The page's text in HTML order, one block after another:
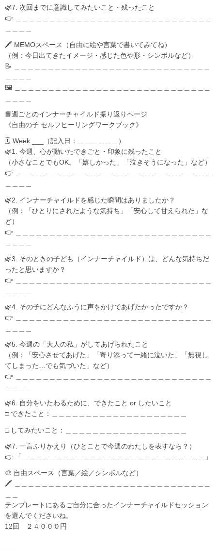
🌿7. 次回までに意識してみたいこと・残ったこと
👉 ＿＿＿＿＿＿＿＿＿＿＿＿＿＿＿＿＿＿＿＿＿＿＿＿＿＿＿＿＿
🖍 MEMOスペース（自由に絵や言葉で書いてみてね）
（例：今日出てきたイメージ・感じた色や形・シンボルなど）
📝 ＿＿＿＿＿＿＿＿＿＿＿＿＿＿＿＿＿＿＿＿＿＿＿＿＿＿＿＿＿
🖼️ ＿＿＿＿＿＿＿＿＿＿＿＿＿＿＿＿＿＿＿＿＿＿＿＿＿＿＿＿＿
📘週ごとのインナーチャイルド振り返りページ
《自由の子 セルフヒーリングワークブック》
🗓 Week ___（記入日：＿＿＿＿＿＿）
🌿1. 今週、心が動いたできごと・印象に残ったこと
（小さなことでもOK。「嬉しかった」「泣きそうになった」など）
👉 ＿＿＿＿＿＿＿＿＿＿＿＿＿＿＿＿＿＿＿＿＿＿＿＿＿＿＿＿＿
🌿2. インナーチャイルドを感じた瞬間はありましたか？
（例：「ひとりにされたような気持ち」「安心して甘えられた」な
ど）
👉 ＿＿＿＿＿＿＿＿＿＿＿＿＿＿＿＿＿＿＿＿＿＿＿＿＿＿＿＿＿
🌿3. そのときの子ども（インナーチャイルド）は、どんな気持ちだ
ったと思いますか？
👉 ＿＿＿＿＿＿＿＿＿＿＿＿＿＿＿＿＿＿＿＿＿＿＿＿＿＿＿＿＿
🌿4. その子にどんなふうに声をかけてあげたかったですか？
👉 ＿＿＿＿＿＿＿＿＿＿＿＿＿＿＿＿＿＿＿＿＿＿＿＿＿＿＿＿＿
🌿5. 今週の「大人の私」がしてあげられたこと
（例：「安心させてあげた」「寄り添って一緒に泣いた」「無視し
てしまった…でも気づいた」など）
👉 ＿＿＿＿＿＿＿＿＿＿＿＿＿＿＿＿＿＿＿＿＿＿＿＿＿＿＿＿＿
🌿6. 自分をいたわるために、できたこと or したいこと
□ できたこと：＿＿＿＿＿＿＿＿＿＿＿＿＿＿＿＿＿＿＿＿
□ してみたいこと：＿＿＿＿＿＿＿＿＿＿＿＿＿＿＿＿＿＿
🌿7. 一言ふりかえり（ひとことで今週のわたしを表すなら？）
👉 「＿＿＿＿＿＿＿＿＿＿＿＿＿＿＿＿＿＿＿＿＿＿＿＿＿＿＿」
🎨 自由スペース（言葉／絵／シンボルなど）
🖍️ ＿＿＿＿＿＿＿＿＿＿＿＿＿＿＿＿＿＿＿＿＿＿＿＿＿＿＿＿＿
テンプレートにあるご自分に合ったインナーチャイルドセッション
を選んでくださいね。
12回 ２４０００円